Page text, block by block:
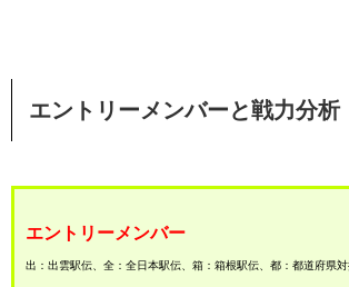
エントリーメンバーと戦力分析
エントリーメンバー
出：出雲駅伝、全：全日本駅伝、箱：箱根駅伝、都：都道府県